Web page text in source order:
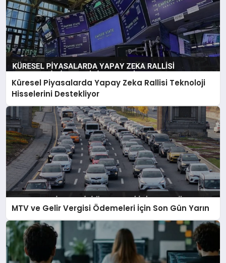
Küresel Piyasalarda Yapay Zeka Rallisi Teknoloji
Hisselerini Destekliyor
MTV ve Gelir Vergisi Ödemeleri İçin Son Gün Yarın